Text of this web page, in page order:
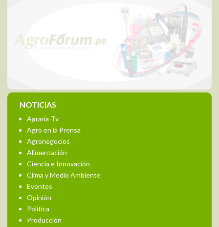
NOTICIAS
Agraria-Tv
Agro en la Prensa
Agronegocios
Alimentación
Ciencia e Innovación
Clima y Medio Ambiente
Eventos
Opinión
Política
Producción